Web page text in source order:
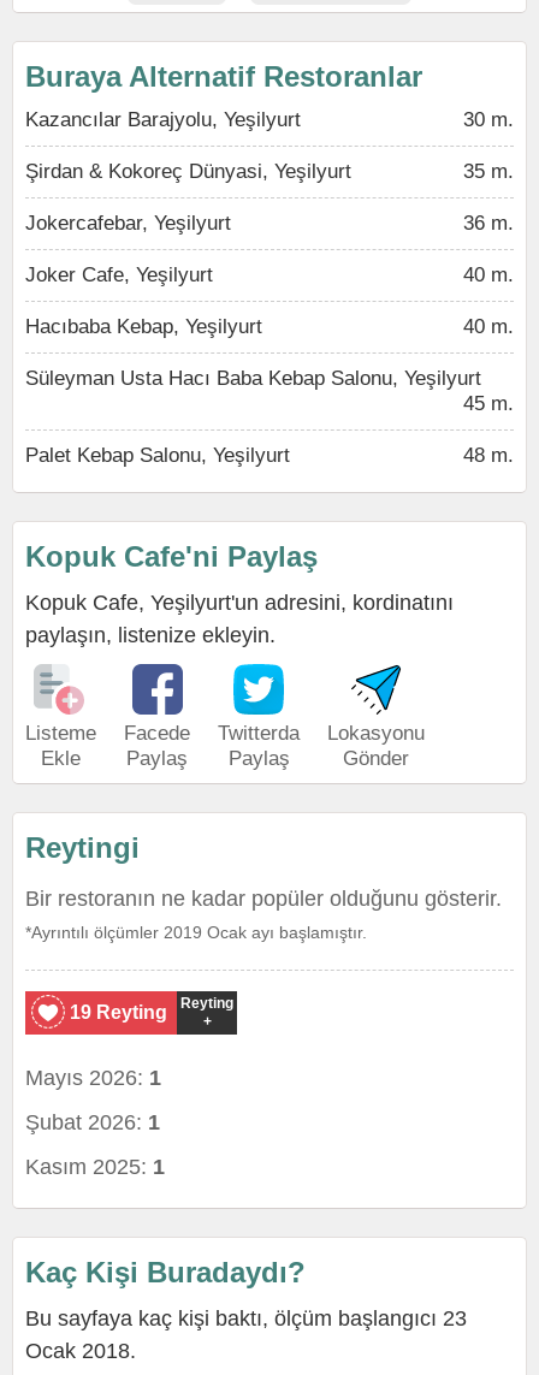
Buraya Alternatif Restoranlar
Kazancılar Barajyolu, Yeşilyurt 30 m.
Şirdan & Kokoreç Dünyasi, Yeşilyurt 35 m.
Jokercafebar, Yeşilyurt 36 m.
Joker Cafe, Yeşilyurt 40 m.
Hacıbaba Kebap, Yeşilyurt 40 m.
Süleyman Usta Hacı Baba Kebap Salonu, Yeşilyurt
45 m.
Palet Kebap Salonu, Yeşilyurt 48 m.
Kopuk Cafe'ni Paylaş
Kopuk Cafe, Yeşilyurt'un adresini, kordinatını
paylaşın, listenize ekleyin.
Listeme
Ekle
Facede
Paylaş
Twitterda
Paylaş
Lokasyonu
Gönder
Reytingi
Bir restoranın ne kadar popüler olduğunu gösterir.
*Ayrıntılı ölçümler 2019 Ocak ayı başlamıştır.
19 Reyting
Reyting
+
Mayıs 2026: 1
Şubat 2026: 1
Kasım 2025: 1
Kaç Kişi Buradaydı?
Bu sayfaya kaç kişi baktı, ölçüm başlangıcı 23
Ocak 2018.